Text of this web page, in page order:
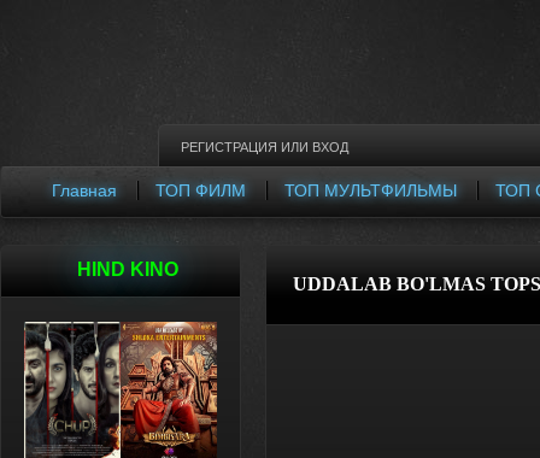
РЕГИСТРАЦИЯ ИЛИ ВХОД
ТОП
ТОП МУЛЬТФИЛЬМЫ
ТОП ФИЛМ
Главная
HIND KINO
UDDALAB BO'LMAS